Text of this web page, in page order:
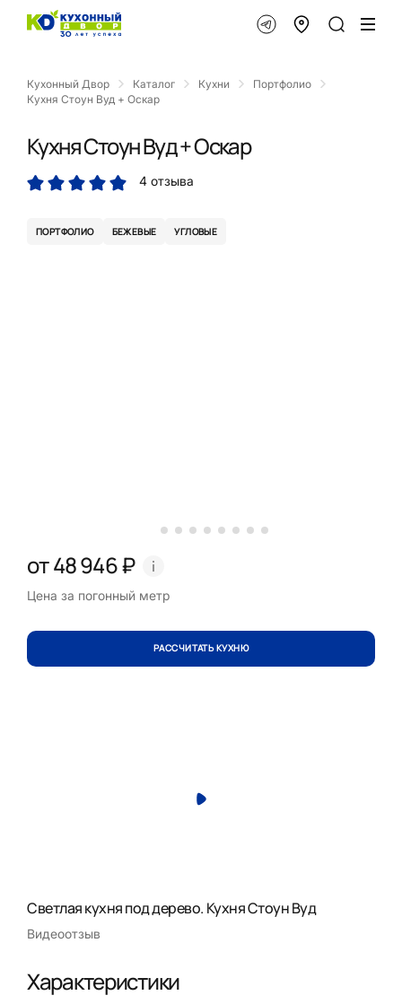
Кухонный Двор Каталог Кухни
Портфолио
Кухня Стоун Вуд + Оскар
Кухня Стоун Вуд + Оскар
4 отзыва
ПОРТФОЛИО БЕЖЕВЫЕ УГЛОВЫЕ
от 48 946 ₽
Цена за погонный метр
РАССЧИТАТЬ КУХНЮ
Светлая кухня под дерево. Кухня Стоун Вуд
Видеоотзыв
Характеристики